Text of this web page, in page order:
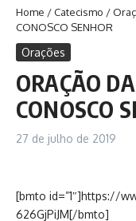
Home /Catecismo /
CONOSCO SENHOR
Orações
ORAÇÃO
CONOSCO
27 de julho de 2019
[bmto id=”1″]https://
626GjPiJM[/bmto]